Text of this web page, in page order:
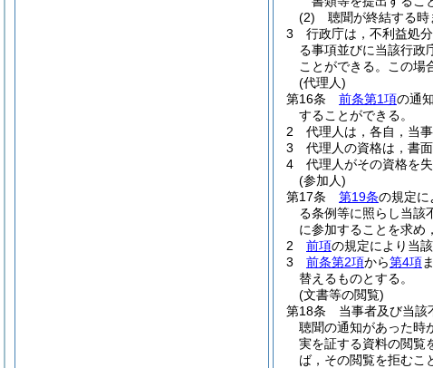
(2)
聴聞が終結する時
3
行政庁は，不利益処
る事項並びに当該行政
ことができる。
この場
(代理人)
第16条
前条第1項の通
することができる。
2
代理人は，各自，当
3
代理人の資格は，書
4
代理人がその資格を
(参加人)
第17条
第19条の規定に
る条例等に照らし当該
に参加することを求め
2
前項の規定により当
3
前条第2項から第4項
替えるものとする。
(文書等の閲覧)
第18条
当事者及び当該
聴聞の通知があった時
実を証する資料の閲覧
ば，その閲覧を拒むこ